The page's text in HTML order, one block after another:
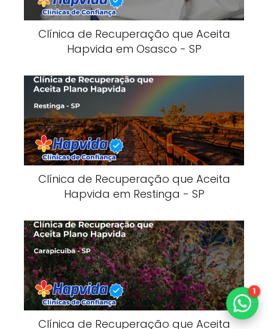
Clínica de Recuperação que Aceita
Hapvida em Osasco - SP
Clínica de Recuperação que Aceita
Hapvida em Restinga - SP
Clínica de Recuperação que Aceita
1